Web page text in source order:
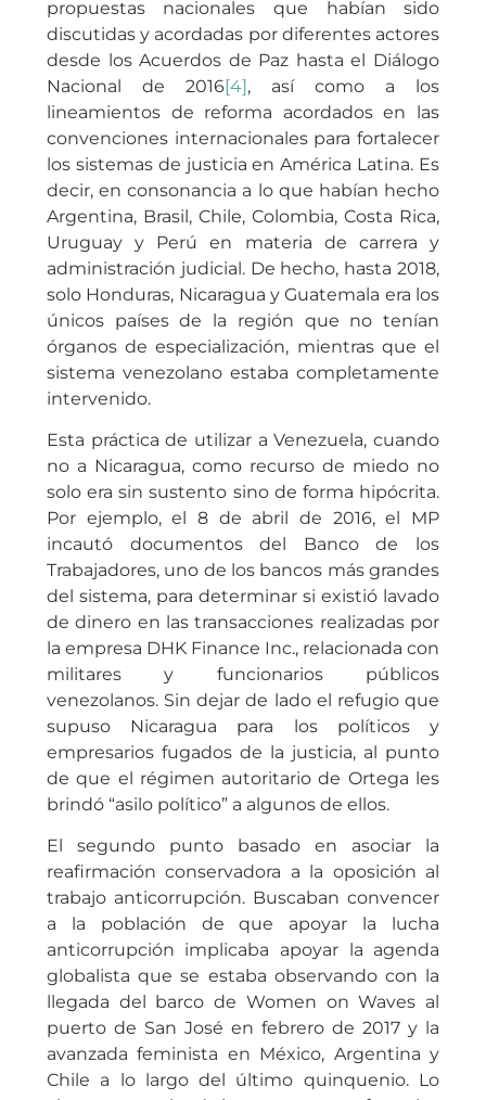
propuestas nacionales que habían sido
discutidas y acordadas por diferentes actores
desde los Acuerdos de Paz hasta el Diálogo
Nacional de 2016[4], así como a los
lineamientos de reforma acordados en las
convenciones internacionales para fortalecer
los sistemas de justicia en América Latina. Es
decir, en consonancia a lo que habían hecho
Argentina, Brasil, Chile, Colombia, Costa Rica,
Uruguay y Perú en materia de carrera y
administración judicial. De hecho, hasta 2018,
solo Honduras, Nicaragua y Guatemala era los
únicos países de la región que no tenían
órganos de especialización, mientras que el
sistema venezolano estaba completamente
intervenido.
Esta práctica de utilizar a Venezuela, cuando
no a Nicaragua, como recurso de miedo no
solo era sin sustento sino de forma hipócrita.
Por ejemplo, el 8 de abril de 2016, el MP
incautó documentos del Banco de los
Trabajadores, uno de los bancos más grandes
del sistema, para determinar si existió lavado
de dinero en las transacciones realizadas por
la empresa DHK Finance Inc., relacionada con
militares y funcionarios públicos
venezolanos. Sin dejar de lado el refugio que
supuso Nicaragua para los políticos y
empresarios fugados de la justicia, al punto
de que el régimen autoritario de Ortega les
brindó “asilo político” a algunos de ellos.
El segundo punto basado en asociar la
reafirmación conservadora a la oposición al
trabajo anticorrupción. Buscaban convencer
a la población de que apoyar la lucha
anticorrupción implicaba apoyar la agenda
globalista que se estaba observando con la
llegada del barco de Women on Waves al
puerto de San José en febrero de 2017 y la
avanzada feminista en México, Argentina y
Chile a lo largo del último quinquenio. Lo